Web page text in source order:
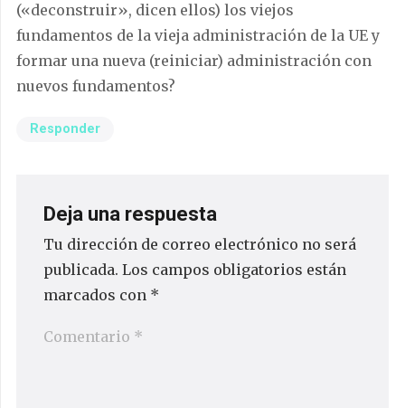
(«deconstruir», dicen ellos) los viejos
fundamentos de la vieja administración de la UE y
formar una nueva (reiniciar) administración con
nuevos fundamentos?
Responder
Deja una respuesta
Tu dirección de correo electrónico no será
publicada. Los campos obligatorios están
marcados con *